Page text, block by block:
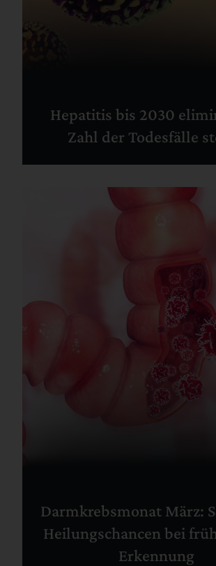
Hepatitis bis 2030
Zahl der Todesfälle
Darmkrebsmonat März:
Heilungschancen bei
Erkennung